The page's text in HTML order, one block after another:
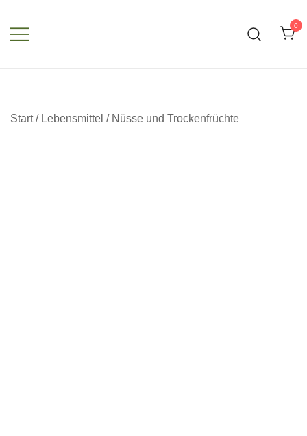
Inhalt
springen
0
Start/ Lebensmittel / Nüsse und Trockenfrüchte